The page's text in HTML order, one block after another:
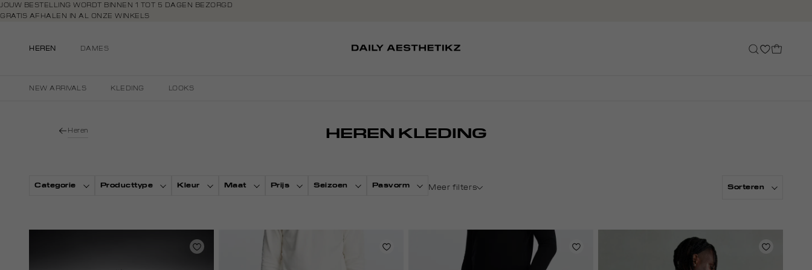
Navigeer
direct naar
Open de
JOUW BESTELLING WORDT BINNEN 1 TOT 5 DAGEN BEZORGD
GRATIS AFHALEN IN AL ONZE WINKELS
HEREN
DAMES
NEW ARRIVALS KLEDING LOOKS
Heren HEREN KLEDING
Categorie Producttype Kleur Maat Prijs Seizoen Pasvorm Sorteren
Meer filters